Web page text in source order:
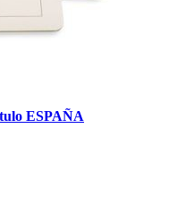
ESPAÑA